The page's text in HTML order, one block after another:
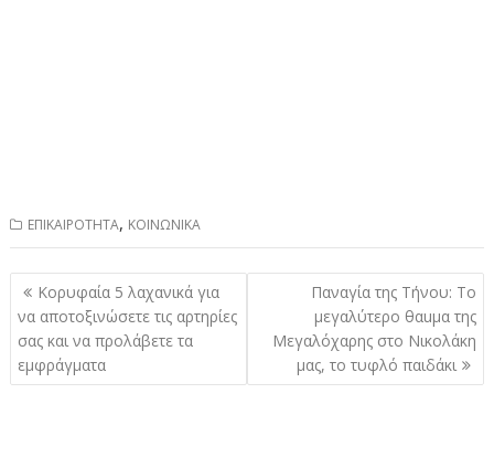
ΕΠΙΚΑΙΡΟΤΗΤΑ, ΚΟΙΝΩΝΙΚΑ
Πλοήγηση
άρθρων
Κορυφαία 5 λαχανικά για
να αποτοξινώσετε τις αρτηρίες
σας και να προλάβετε τα
εμφράγματα
Παναγία της Τήνου: Το
μεγαλύτερο θαuμα της
Μεγαλόχαρης στο Νικολάκη
μας, το τυφλό παιδάκι